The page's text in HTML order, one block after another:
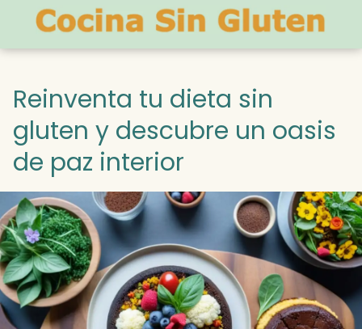
Reinventa tu dieta sin
gluten y descubre un oasis
de paz interior